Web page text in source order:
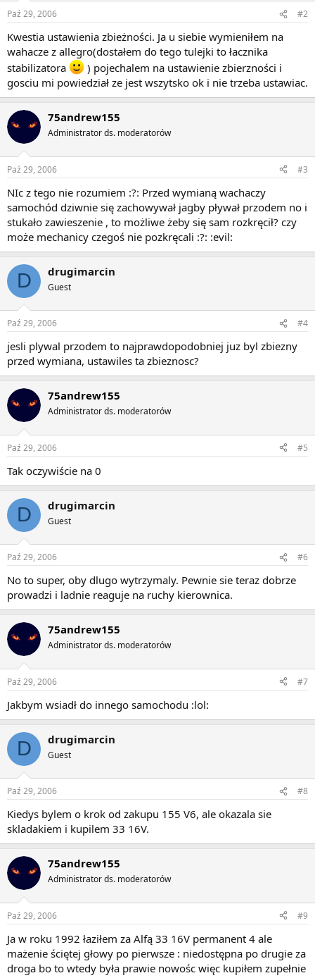
Paź 29, 2006 #2
Kwestia ustawienia zbieżności. Ja u siebie wymieniłem na
wahacze z allegro(dostałem do tego tulejki to łacznika
stabilizatora
) pojechalem na ustawienie zbierzności i
gosciu mi powiedział ze jest wszytsko ok i nie trzeba ustawiac.
75andrew155
Administrator ds. moderatorów
Paź 29, 2006 #3
NIc z tego nie rozumiem :?: Przed wymianą wachaczy
samochód dziwnie się zachowywał jagby pływał przodem no i
stukało zawieszenie , to możliwe żeby się sam rozkręcił? czy
może mechanicy czegoś nie pozkręcali :?: :evil:
D drugimarcin
Guest
Paź 29, 2006 #4
jesli plywal przodem to najprawdopodobniej juz byl zbiezny
przed wymiana, ustawiles ta zbieznosc?
75andrew155
Administrator ds. moderatorów
Paź 29, 2006 #5
Tak oczywiście na 0
D drugimarcin
Guest
Paź 29, 2006 #6
No to super, oby dlugo wytrzymaly. Pewnie sie teraz dobrze
prowadzi i ladnie reaguje na ruchy kierownica.
75andrew155
Administrator ds. moderatorów
Paź 29, 2006 #7
Jakbym wsiadł do innego samochodu :lol:
D drugimarcin
Guest
Paź 29, 2006 #8
Kiedys bylem o krok od zakupu 155 V6, ale okazala sie
skladakiem i kupilem 33 16V.
75andrew155
Administrator ds. moderatorów
Paź 29, 2006 #9
Ja w roku 1992 łaziłem za Alfą 33 16V permanent 4 ale
mażenie ściętej głowy po pierwsze : niedostępna po drugie za
droga bo to wtedy była prawie nowośc więc kupiłem zupełnie